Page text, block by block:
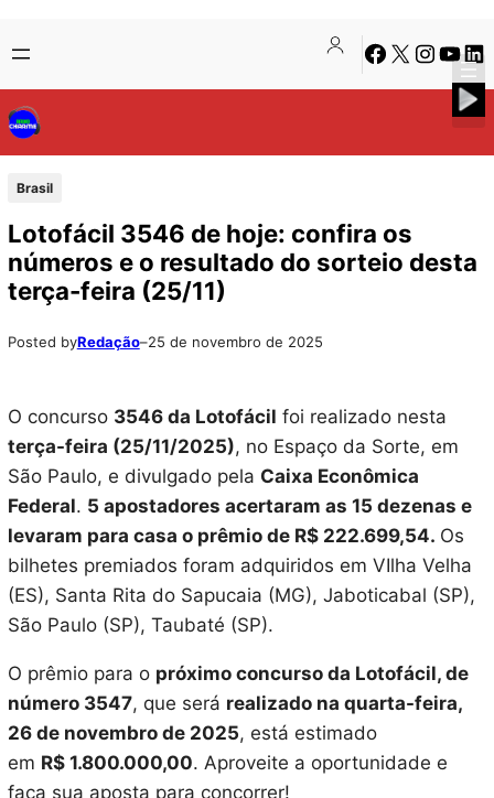
para
o
conteúdo
to
content
Facebook
X Instagram
Brasil
Lotofácil 3546 de hoje: confira os
números e o resultado do sorteio desta
terça-feira (25/11)
Posted byRedação–25 de novembro de 2025
O concurso 3546 da Lotofácil foi realizado nesta
terça-feira (25/11/2025), no Espaço da Sorte, em
São Paulo, e divulgado pela Caixa Econômica
Federal. 5 apostadores acertaram as 15 dezenas e
levaram para casa o prêmio de R$ 222.699,54. Os
bilhetes premiados foram adquiridos em VIlha Velha
(ES), Santa Rita do Sapucaia (MG), Jaboticabal (SP),
São Paulo (SP), Taubaté (SP).
O prêmio para o próximo concurso da Lotofácil, de
número 3547, que será realizado na quarta-feira,
26 de novembro de 2025, está estimado
em R$ 1.800.000,00. Aproveite a oportunidade e
faça sua aposta para concorrer!